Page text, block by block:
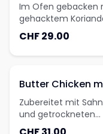
Im Ofen gebacken
gehacktem
einer
CHF 29.00
Butter Chicken
Zubereitet mit
und getrockneten